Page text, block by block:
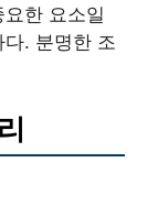
한 요소일
. 분명한 조